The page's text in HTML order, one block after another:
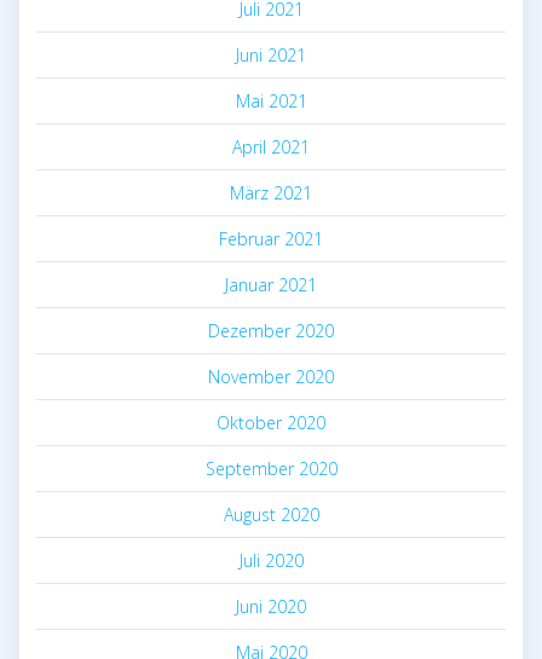
Juli 2021
Juni 2021
Mai 2021
April 2021
März 2021
Februar 2021
Januar 2021
Dezember 2020
November 2020
Oktober 2020
September 2020
August 2020
Juli 2020
Juni 2020
Mai 2020